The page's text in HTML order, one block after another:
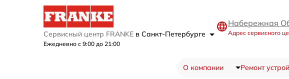
Сервисный центр FRANKE в Санкт-Петербурге
Ежедневно с 9:00 до 21:00
Набережная
Адрес сервисного
О компании Ремонт